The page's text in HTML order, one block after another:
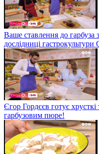
Ваше ставлення до гарбуза
дослідниці
Єгор Гордєєв готує хрусткі
гарбузовим пюре!